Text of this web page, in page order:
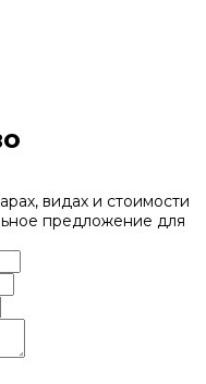
видах и стоимости
предложение для